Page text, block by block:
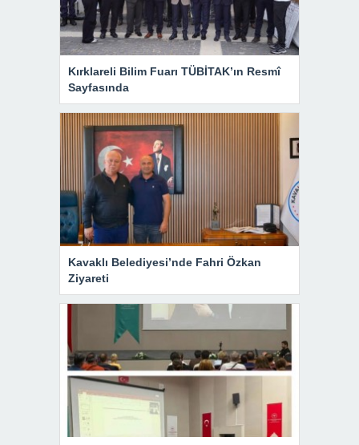
Kırklareli Bilim Fuarı TÜBİTAK’ın Resmî
Sayfasında
Kavaklı Belediyesi’nde Fahri Özkan
Ziyareti